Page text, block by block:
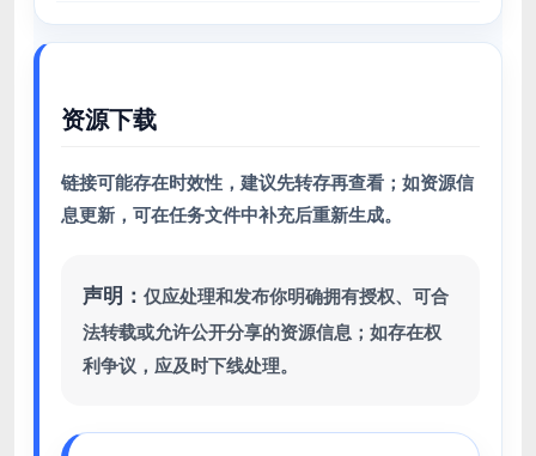
资源下载
链接可能存在时效性，建议先转存再查看；如资源信
息更新，可在任务文件中补充后重新生成。
声明： 仅应处理和发布你明确拥有授权、可合
法转载或允许公开分享的资源信息；如存在权
利争议，应及时下线处理。